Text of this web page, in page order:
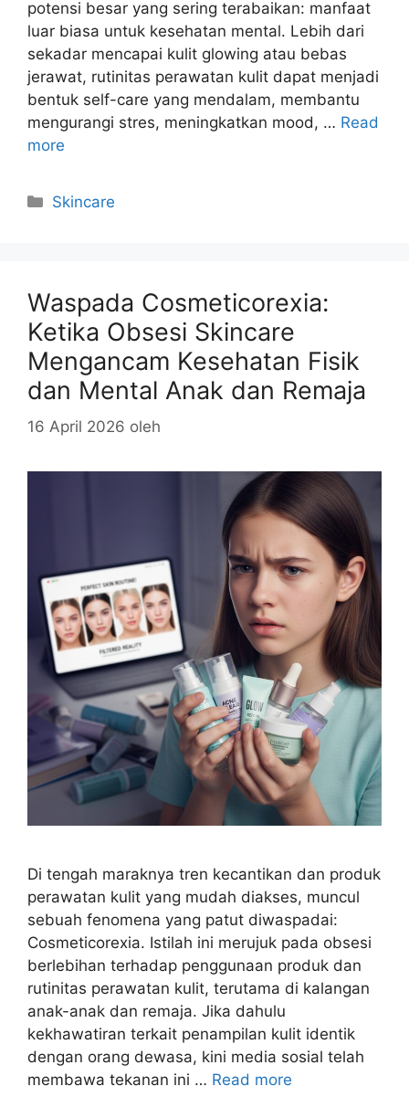
potensi besar yang sering terabaikan: manfaat
luar biasa untuk kesehatan mental. Lebih dari
sekadar mencapai kulit glowing atau bebas
jerawat, rutinitas perawatan kulit dapat menjadi
bentuk self-care yang mendalam, membantu
mengurangi stres, meningkatkan mood, … Read
more
Kategori
Skincare
Waspada Cosmeticorexia:
Ketika Obsesi Skincare
Mengancam Kesehatan Fisik
dan Mental Anak dan Remaja
16 April 2026 oleh
Di tengah maraknya tren kecantikan dan produk
perawatan kulit yang mudah diakses, muncul
sebuah fenomena yang patut diwaspadai:
Cosmeticorexia. Istilah ini merujuk pada obsesi
berlebihan terhadap penggunaan produk dan
rutinitas perawatan kulit, terutama di kalangan
anak-anak dan remaja. Jika dahulu
kekhawatiran terkait penampilan kulit identik
dengan orang dewasa, kini media sosial telah
membawa tekanan ini … Read more